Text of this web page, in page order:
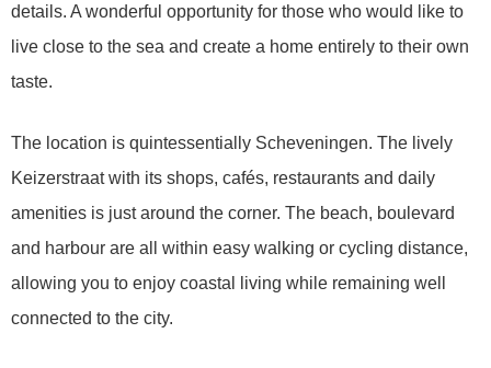
details. A wonderful opportunity for those who would like to
live close to the sea and create a home entirely to their own
taste.
The location is quintessentially Scheveningen. The lively
Keizerstraat with its shops, cafés, restaurants and daily
amenities is just around the corner. The beach, boulevard
and harbour are all within easy walking or cycling distance,
allowing you to enjoy coastal living while remaining well
connected to the city.